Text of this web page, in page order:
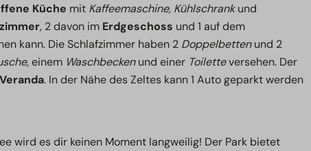
Küche mit Kaffeemaschine, Kühlschrankund
, 2 davon im Erdgeschoss und 1 auf dem
kann. Die Schlafzimmer haben 2 Doppelbettenund 2
, einem Waschbeckenund einer Toiletteversehen. Der
. In der Nähe des Zeltes kann 1 Auto geparkt werden
wird es dir keinen Moment langweilig! Der Park bietet